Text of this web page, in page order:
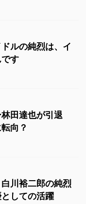
ルの純烈は、イ
す
田達也が引退
向？
川裕二郎の純烈
しての活躍